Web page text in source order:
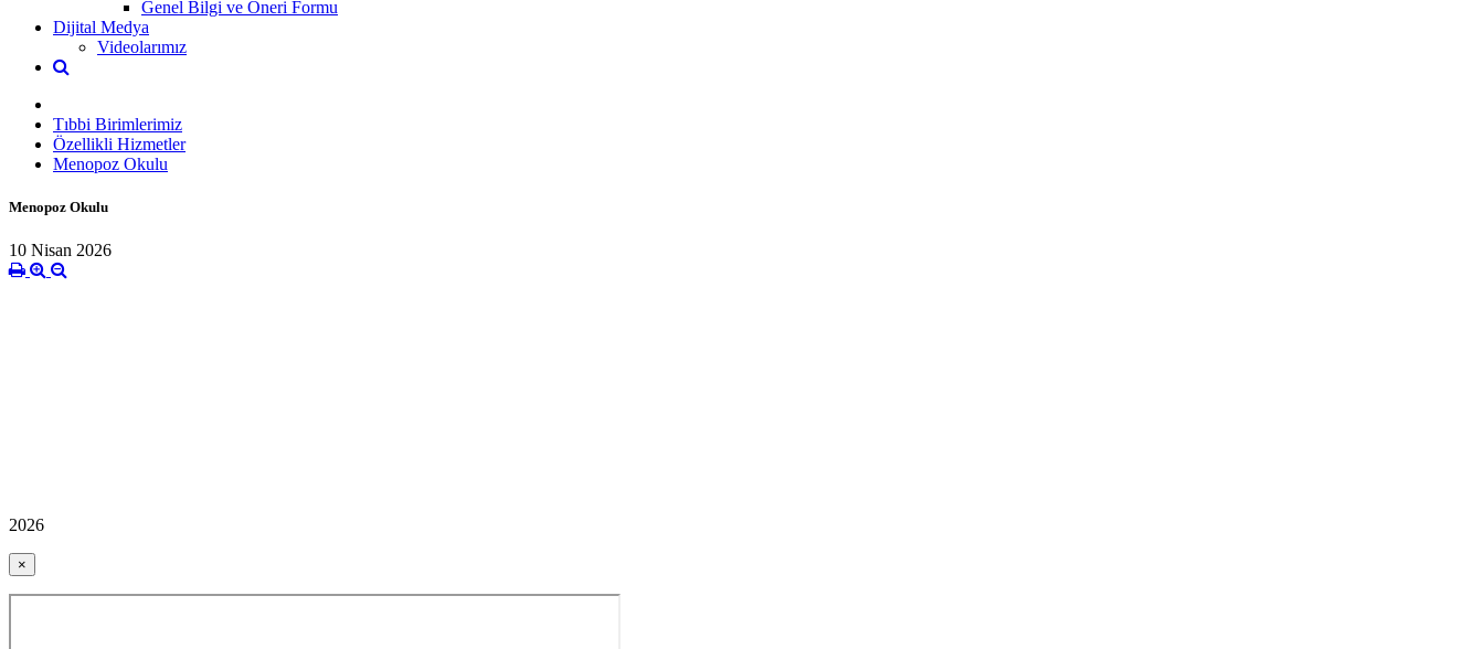
Genel Bilgi ve Öneri Formu
Dijital Medya
Videolarımız
Tıbbi Birimlerimiz
Özellikli Hizmetler
Menopoz Okulu
Menopoz Okulu
10 Nisan 2026
2026
×